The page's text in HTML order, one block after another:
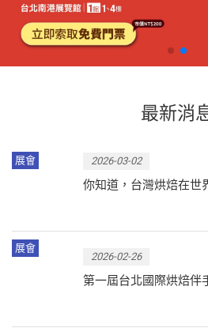
最新消
展會 2026-03-02
你知道，台灣烘焙在世
展會
2026-02-26
第一屆台北國際烘焙伴